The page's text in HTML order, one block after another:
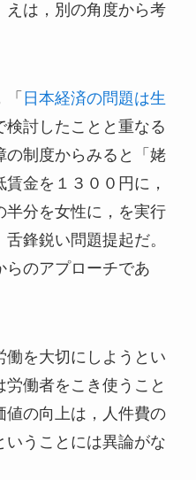
えは，別の角度から考
日本経済の問題は生
検討したことと重なる
の制度からみると「姥
金を１３００円に，
半分を女性に，を実行
鋒鋭い問題提起だ。
らのアプローチであ
を大切にしようとい
働者をこき使うこと
値の向上は，人件費の
うことには異論がな